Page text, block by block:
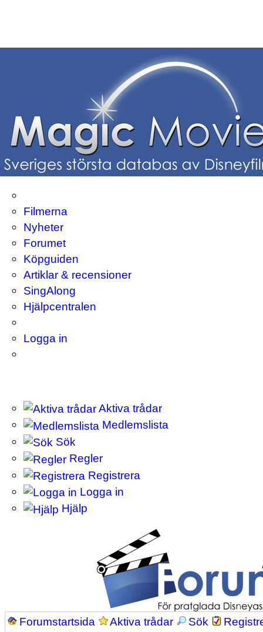
Filmerna
Nyheter
Forumet
Köpguiden
Artiklar & recensioner
SingAlong
Hjälpcentralen
Logga in
Aktiva trådar
Medlemslista
Sök
Regler
Registrera
Logga in
Hjälp
Forumstartsida Aktiva trådar Sök